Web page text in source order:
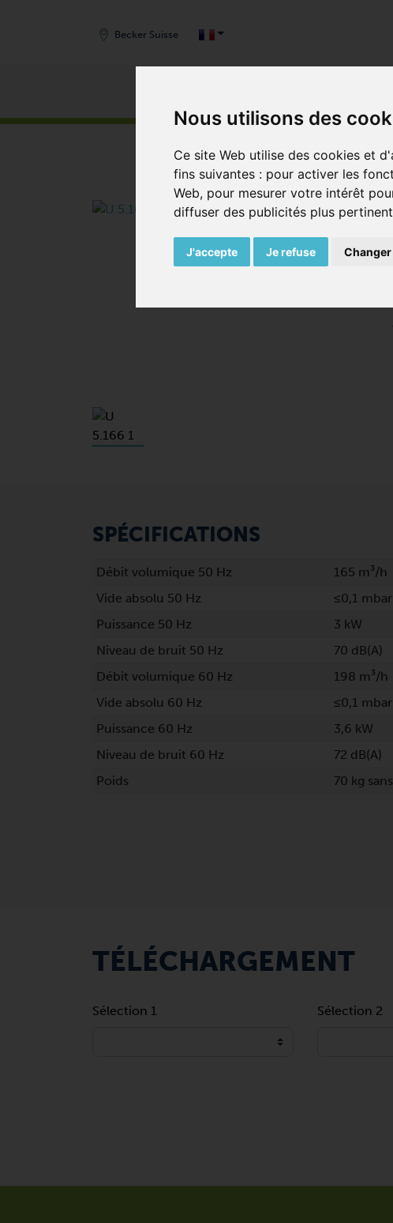
Nous utilisons des
Ce site Web utilise des cookies et
fins suivantes : pour activer les
Web, pour mesurer votre intérêt
diffuser des publicités plus
J'accepte Je refuse
Becker Suisse
PRODUITS / POMPES À VIDE / POMPES À VIDE
SPÉCIFICATIONS
Débit volumique 50 Hz
165 m³/h
Vide absolu 50 Hz
≤0,1 mbar
Puissance 50 Hz
3 kW
Niveau de bruit 50 Hz
70 dB(A)
Débit volumique 60 Hz
198 m³/h
Vide absolu 60 Hz
≤0,1 mbar
Puissance 60 Hz
3,6 kW
Niveau de bruit 60 Hz
72 dB(A)
Poids
70 kg
TÉLÉCHARGEMENT
Sélection 1 Sélection 2